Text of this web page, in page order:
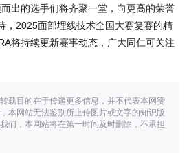
出的选手们将齐聚一堂，向更高的荣誉
，2025面部埋线技术全国大赛复赛的精
将持续更新赛事动态，广大同仁可关注
载目的在于传递更多信息，并不代表本网赞
本网站无法鉴别所上传图片或文字的知识版
们，本网站将在第一时间及时删除，不承担